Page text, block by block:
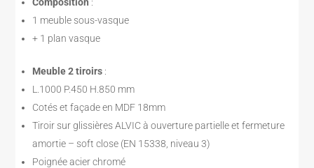
609,00 €.
1 meuble sous-vasque
+ 1 plan vasque
Meuble 2 tiroirs :
L.1000 P.450 H.850 mm
Cotés et façade en MDF 18mm
Tiroir sur glissières ALVIC à ouverture partielle et fermeture
amortie – soft close (EN 15338, niveau 3)
Poignée acier chromé